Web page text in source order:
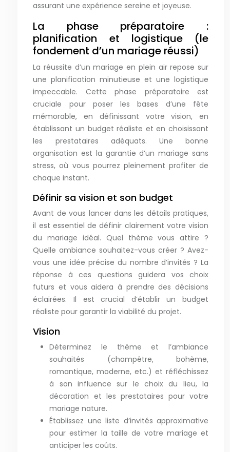
assurant une expérience sereine et joyeuse.
La phase préparatoire :
planification et logistique (le
fondement d’un mariage réussi)
La réussite d’un mariage en plein air repose sur
une planification minutieuse et une logistique
impeccable. Cette phase préparatoire est
cruciale pour poser les bases d’une fête
mémorable, en définissant votre vision, en
établissant un budget réaliste et en choisissant
les prestataires adéquats. Une bonne
organisation est la garantie d’un mariage sans
stress, où vous pourrez pleinement profiter de
chaque instant.
Définir sa vision et son budget
Avant de vous lancer dans les détails pratiques,
il est essentiel de définir clairement votre vision
du mariage idéal. Quel thème vous attire ?
Quelle ambiance souhaitez-vous créer ? Avez-
vous une idée précise du nombre d’invités ? La
réponse à ces questions guidera vos choix
futurs et vous aidera à prendre des décisions
éclairées. Il est crucial d’établir un budget
réaliste pour garantir la viabilité du projet.
Vision
Déterminez le thème et l’ambiance
souhaités (champêtre, bohème,
romantique, moderne, etc.) et réfléchissez
à son influence sur le choix du lieu, la
décoration et les prestataires pour votre
mariage nature.
Établissez une liste d’invités approximative
pour estimer la taille de votre mariage et
anticiper les coûts.